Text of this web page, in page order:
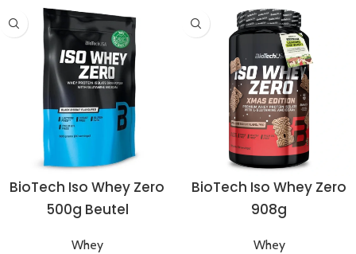
BioTech Iso Whey Zero
500g Beutel
Whey
BioTech Iso Whey Zero
908g
Whey